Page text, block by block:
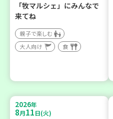
「牧マルシェ」にみんなで
来てね
親子で楽しむ
大人向け
食
2026年
8月11日(火)